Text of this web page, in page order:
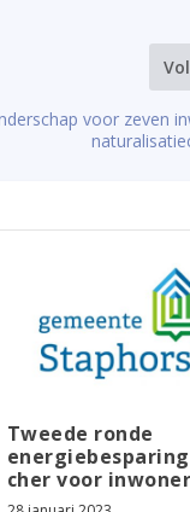
voor zeven
Tweede ronde
cher voor